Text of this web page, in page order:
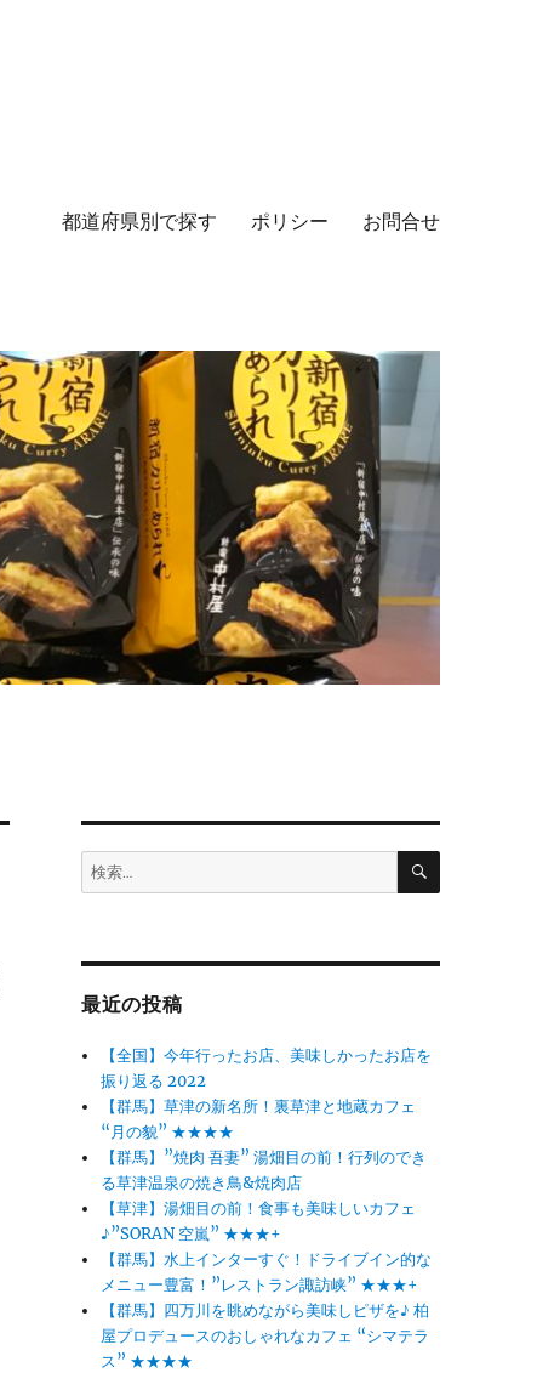
都道府県別で探す ポリシー お問合せ
検
索:
検
最近の投稿
【全国】今年行ったお店、美味しかったお店を
振り返る 2022
【群馬】草津の新名所！裏草津と地蔵カフェ
“月の貌” ★★★★
【群馬】”焼肉 吾妻” 湯畑目の前！行列のでき
る草津温泉の焼き鳥&焼肉店
【草津】湯畑目の前！食事も美味しいカフェ
♪”SORAN 空嵐” ★★★+
【群馬】水上インターすぐ！ドライブイン的な
メニュー豊富！”レストラン諏訪峡” ★★★+
【群馬】四万川を眺めながら美味しピザを♪ 柏
屋プロデュースのおしゃれなカフェ “シマテラ
ス” ★★★★